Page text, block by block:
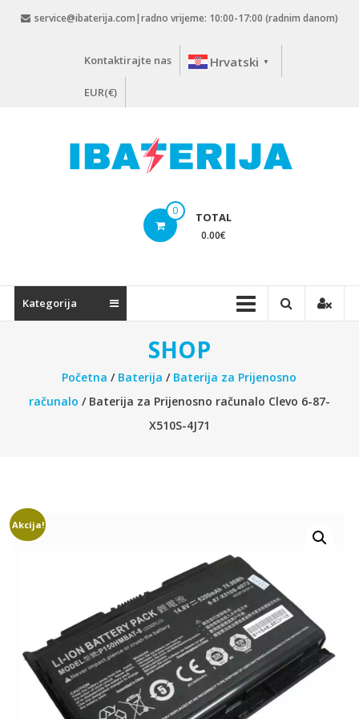
service@ibaterija.com|radno vrijeme: 10:00-17:00 (radnim danom)
Kontaktirajte nas Hrvatski ▼
EUR(€)
0 TOTAL
0.00€
Kategorija
SHOP
Početna / Baterija / Baterija za Prijenosno
računalo / Baterija za Prijenosno računalo Clevo 6-87-
X510S-4J71
Akcija!